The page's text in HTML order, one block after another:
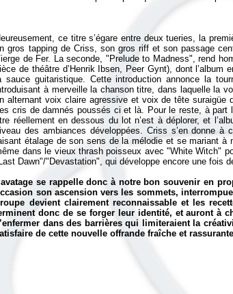
ce titre s’égare entre deux tueries, la
gros tapping de Criss, son gros riff et son passage
de Fer. La seconde, "Prelude to Madness", rend
de théâtre d’Henrik Ibsen, Peer Gynt), dont l’album
sauce guitaristique. Cette introduction annonce la
à merveille la chanson titre, dans laquelle la
alternant voix claire agressive et voix de tête suraigüe
cris de damnés poussés ci et là. Pour le reste, à part
réellement en dessous du lot n’est à déplorer, et
des ambiances développées. Criss s’en donne
étalage de son sens de la mélodie et se mariant
dans le vieux thrash poisseux avec "White Witch"
Dawn"/"Devastation", qui développe encore une fois
se rappelle donc à notre bon souvenir en
son ascension vers les sommets,
devient clairement reconnaissable et les
donc de se forger leur identité, et auront à
dans des barrières qui limiteraient la
de cette nouvelle offrande fraîche et